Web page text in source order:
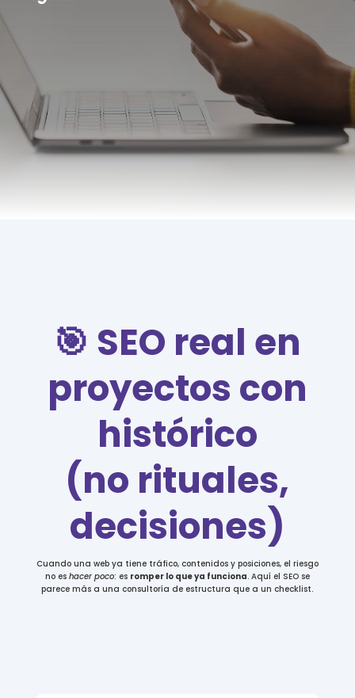
🎯 SEO real en
proyectos con
histórico
(no rituales,
decisiones)
Cuando una web ya tiene tráfico, contenidos y posiciones, el riesgo
no es hacer poco: es romper lo que ya funciona. Aquí el SEO se
parece más a una consultoría de estructura que a un checklist.